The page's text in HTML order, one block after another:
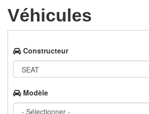
Véhicules
Constructeur
Modèle